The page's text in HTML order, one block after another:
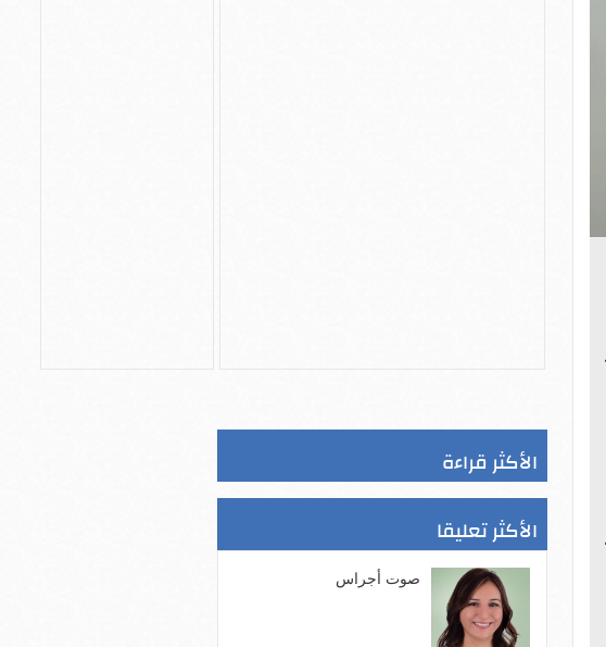
الأكثر قراءة
الأكثر تعليقا
صوت أجراس